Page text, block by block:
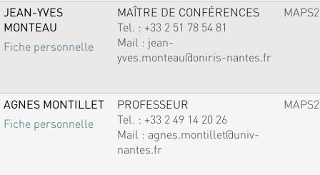
JEAN-YVES
MONTEAU
Fiche personnelle
MAÎTRE DE CONFÉRENCES
Tel. : +33 2 51 78 54 81
Mail : jean-
yves.monteau@oniris-nantes.fr
MAPS2
AGNES MONTILLET
Fiche personnelle
PROFESSEUR
Tel. : +33 2 49 14 20 26
Mail : agnes.montillet@univ-
nantes.fr
MAPS2